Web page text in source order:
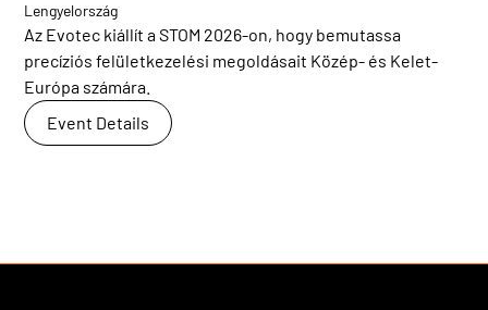
Lengyelország
Az Evotec kiállít a STOM 2026-on, hogy bemutassa
precíziós felületkezelési megoldásait Közép- és Kelet-
Európa számára.
Event Details